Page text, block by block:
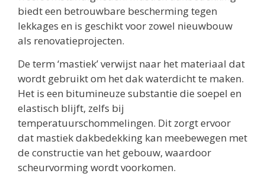
biedt een betrouwbare bescherming tegen
lekkages en is geschikt voor zowel nieuwbouw
als renovatieprojecten.
De term ‘mastiek’ verwijst naar het materiaal dat
wordt gebruikt om het dak waterdicht te maken.
Het is een bitumineuze substantie die soepel en
elastisch blijft, zelfs bij
temperatuurschommelingen. Dit zorgt ervoor
dat mastiek dakbedekking kan meebewegen met
de constructie van het gebouw, waardoor
scheurvorming wordt voorkomen.